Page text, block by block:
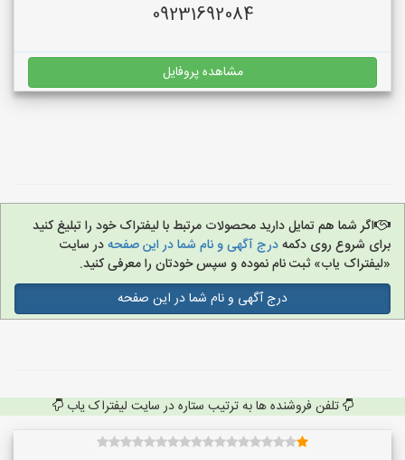
09231692084
مشاهده پروفایل
اگر شما هم تمایل دارید محصولات مرتبط با لیفتراک خود را تبلیغ کنید
برای شروع روی دکمهدرج آگهی و نام شما در این صفحهدر سایت
«لیفتراک یاب» ثبت نام نموده و سپس خودتان را معرفی کنید.
درج آگهی و نام شما در این صفحه
تلفن فروشنده ها به ترتیب ستاره در سایت لیفتراک یاب